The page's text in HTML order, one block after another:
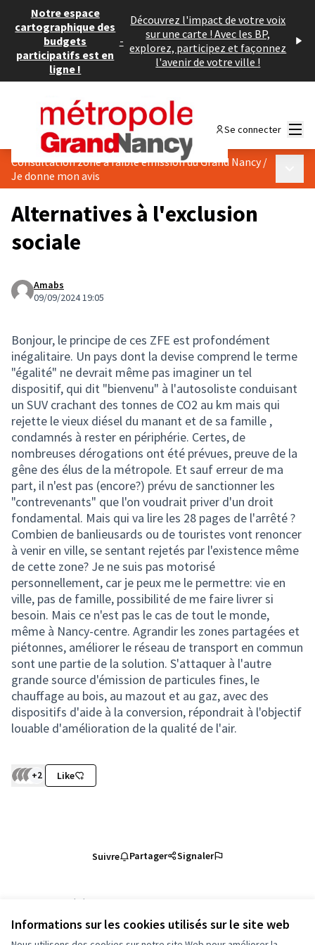
Informations sur les cookies utilisés sur le site web
Notre espace
cartographique des
budgets
participatifs est en
ligne !
-
Découvrez l'impact de votre voix
sur une carte ! Avec les BP,
explorez, participez et façonnez
l'avenir de votre ville !
Se connecter
Consultation zone à faible émission du Grand Nancy /
Je donne mon avis
Alternatives à l'exclusion
sociale
Amabs
09/09/2024 19:05
Bonjour, le principe de ces ZFE est profondément
inégalitaire. Un pays dont la devise comprend le terme
"égalité" ne devrait même pas imaginer un tel
dispositif, qui dit "bienvenu" à l'autosoliste conduisant
un SUV crachant des tonnes de CO2 au km mais qui
rejette le vieux diésel du manant et de sa famille ,
condamnés à rester en périphérie. Certes, de
nombreuses dérogations ont été prévues, preuve de la
gêne des élus de la métropole. Et sauf erreur de ma
part, il n'est pas (encore?) prévu de sanctionner les
"contrevenants" que l'on voudrait priver d'un droit
fondamental. Mais qui va lire les 28 pages de l'arrêté ?
Combien de banlieusards ou de touristes vont renoncer
à venir en ville, se sentant rejetés par l'existence même
de cette zone? Je ne suis pas motorisé
personnellement, car je peux me le permettre: vie en
ville, pas de famille, possibilité de me faire livrer si
besoin. Mais ce n'est pas le cas de tout le monde,
même à Nancy-centre. Agrandir les zones partagées et
piétonnes, améliorer le réseau de transport en commun
sont une partie de la solution. S'attaquer à l'autre
grande source d'émission de particules fines, le
chauffage au bois, au mazout et au gaz, avec des
dispositifs d'aide à la conversion, répondrait à l'objectif
louable d'amélioration de la qualité de l'air.
+2 Like
Suivre Partager Signaler
Référence : grandnancy-PROP-2024-09-4766
voir les autres versions
Vérifiez l'empreinte numérique